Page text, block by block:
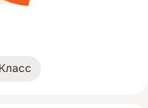
Класс